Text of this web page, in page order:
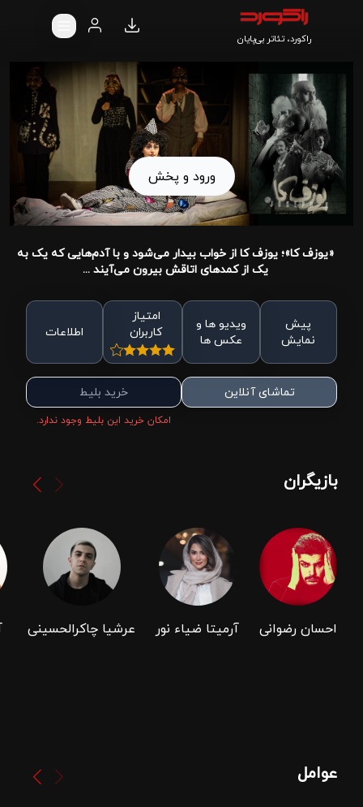
راکورد، تئاتر بی‌پایان
ورود و پخش
«یوزف کا»؛ یوزف کا از خواب بیدار می‌شود و با آدم‌هایی که یک به
یک از کمدهای اتاقش بیرون می‌آیند ...
پیش
نمایش
ویدیو ها و
عکس ها
امتیاز
کاربران
اطلاعات
تماشای آنلاین خرید بلیط
امکان خرید این بلیط وجود ندارد.
بازیگران
احسان رضوانی آرمیتا ضیاء نور عرشیا چاکرالحسینی
عوامل